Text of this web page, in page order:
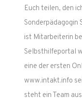
Euch teilen, den
Sonderpädagogin
ist Mitarbeiterin
Selbsthilfeportal
eine der ersten
www.intakt.info
steht ein Team